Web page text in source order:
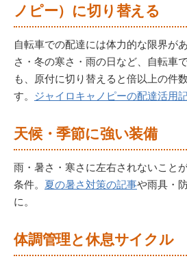
ノピー）に切り替える
自転車での配達には体力的な限界が
さ・冬の寒さ・雨の日など、自転車
も、原付に切り替えると倍以上の件
す。 ジャイロキャノピーの配達活用
天候・季節に強い装備
雨・暑さ・寒さに左右されないこと
条件。 夏の暑さ対策の記事や雨具・
に。
体調管理と休息サイクル